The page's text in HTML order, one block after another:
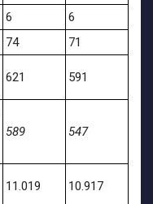
6
6
74 71
621 591
589 547
11.019 10.917